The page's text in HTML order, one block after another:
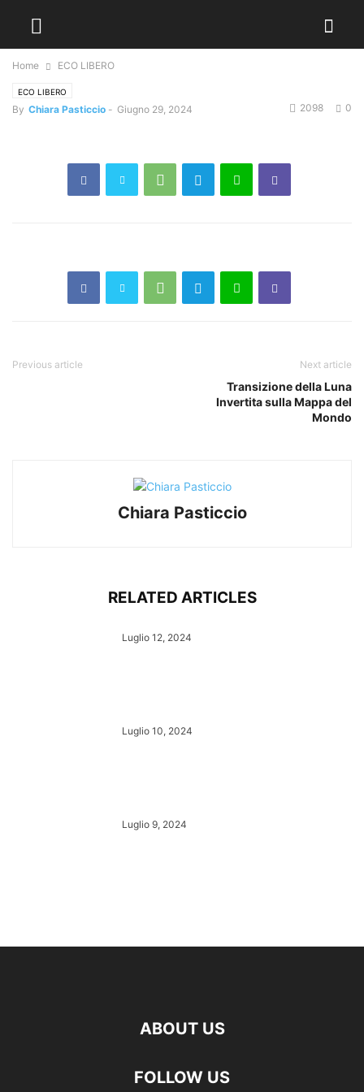
Home ECO LIBERO
ECO LIBERO
By Chiara Pasticcio - Giugno 29, 2024 0
2098
Previous article Next article
Transizione della Luna
Invertita sulla Mappa del
Mondo
Chiara Pasticcio
RELATED ARTICLES
Luglio 12, 2024
Luglio 10, 2024
Luglio 9, 2024
ABOUT US
FOLLOW US